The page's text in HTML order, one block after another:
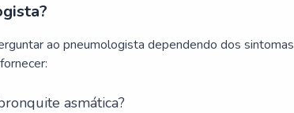
ao pneumologista dependendo dos sintomas
asmática?